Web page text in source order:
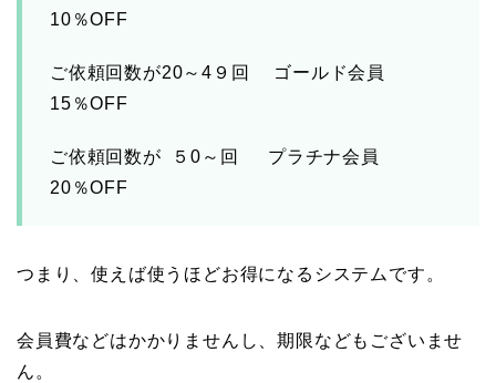
10％OFF
ご依頼回数が20～4９回 ゴールド会員
15％OFF
ご依頼回数が ５0～回 プラチナ会員
20％OFF
つまり、使えば使うほどお得になるシステムです。
会員費などはかかりませんし、期限などもございませ
ん。